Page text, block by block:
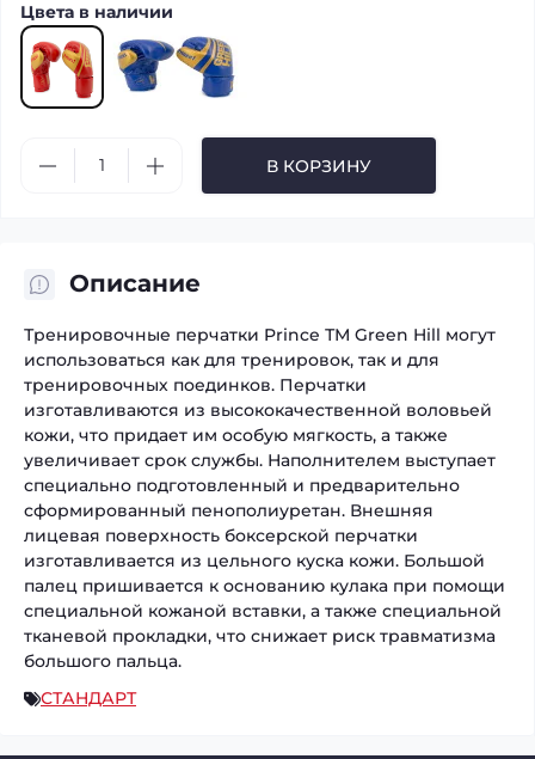
Цвета в наличии
В КОРЗИНУ
Описание
Тренировочные перчатки Prince ТМ Green Hill могут
использоваться как для тренировок, так и для
тренировочных поединков. Перчатки
изготавливаются из высококачественной воловьей
кожи, что придает им особую мягкость, а также
увеличивает срок службы. Наполнителем выступает
специально подготовленный и предварительно
сформированный пенополиуретан. Внешняя
лицевая поверхность боксерской перчатки
изготавливается из цельного куска кожи. Большой
палец пришивается к основанию кулака при помощи
специальной кожаной вставки, а также специальной
тканевой прокладки, что снижает риск травматизма
большого пальца.
СТАНДАРТ